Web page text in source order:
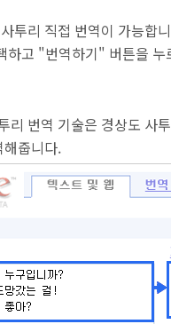
투리 직접 번역이 가능합
하고 "번역하기" 버튼을
리 번역 기술은 경상도 사
줍니다.